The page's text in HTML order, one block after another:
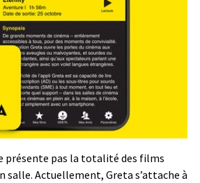
présente pas la totalité des films
salle. Actuellement, Greta s’attache à